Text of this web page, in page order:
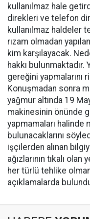
kullanılmaz hale
direkleri ve telefon
kullanılmaz haldeler
rızam olmadan
kim karşılayacak.
hakkı
gereğini yapmalarını
Konuşmadan sonra
yağmur altında 19
makinesinin önünde
yapmamaları halinde
bulunacaklarını
işçilerden alınan
ağızlarının tıkalı
her türlü tehlike
açıklamalarda